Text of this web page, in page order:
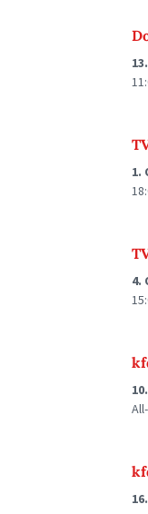
1.
4.